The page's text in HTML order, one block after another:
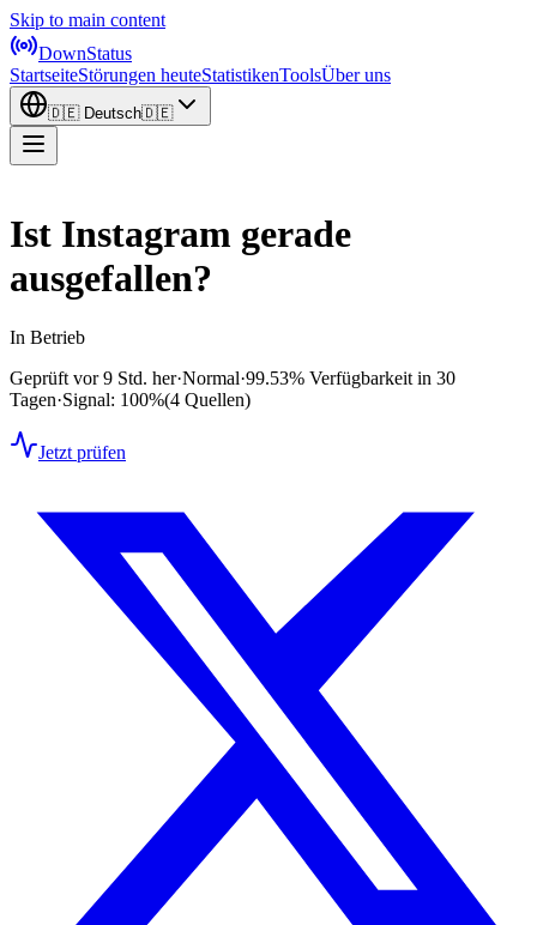
Skip to main content
DownStatus
StartseiteStörungen heuteStatistikenToolsÜber uns
🇩🇪 Deutsch🇩🇪
Ist Instagram gerade
ausgefallen?
In Betrieb
Geprüft vor 9 Std. her·Normal·99.53% Verfügbarkeit in 30
Tagen·Signal: 100%(4 Quellen)
Jetzt prüfen